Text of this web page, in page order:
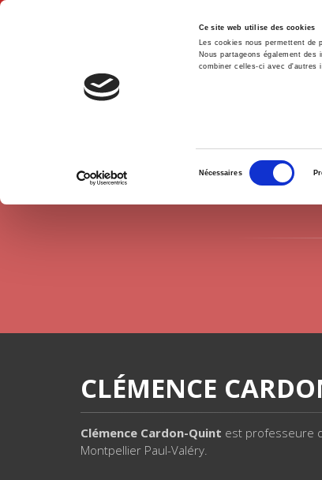
Ce site web utilise des cookies
Les cookies nous permettent de
Nous partageons également
combiner celles-ci avec d'autres
consentement
Nécessaires
CLÉMENCE
Clémence Cardon-Quint est professeure
Montpellier Paul-Valéry.